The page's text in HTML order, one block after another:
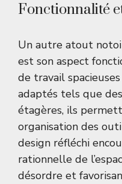
Fonctionnalité
Un autre atout
est son aspect
de travail
adaptés tels que
étagères, ils
organisation des
design réfléchi
rationnelle de
désordre et